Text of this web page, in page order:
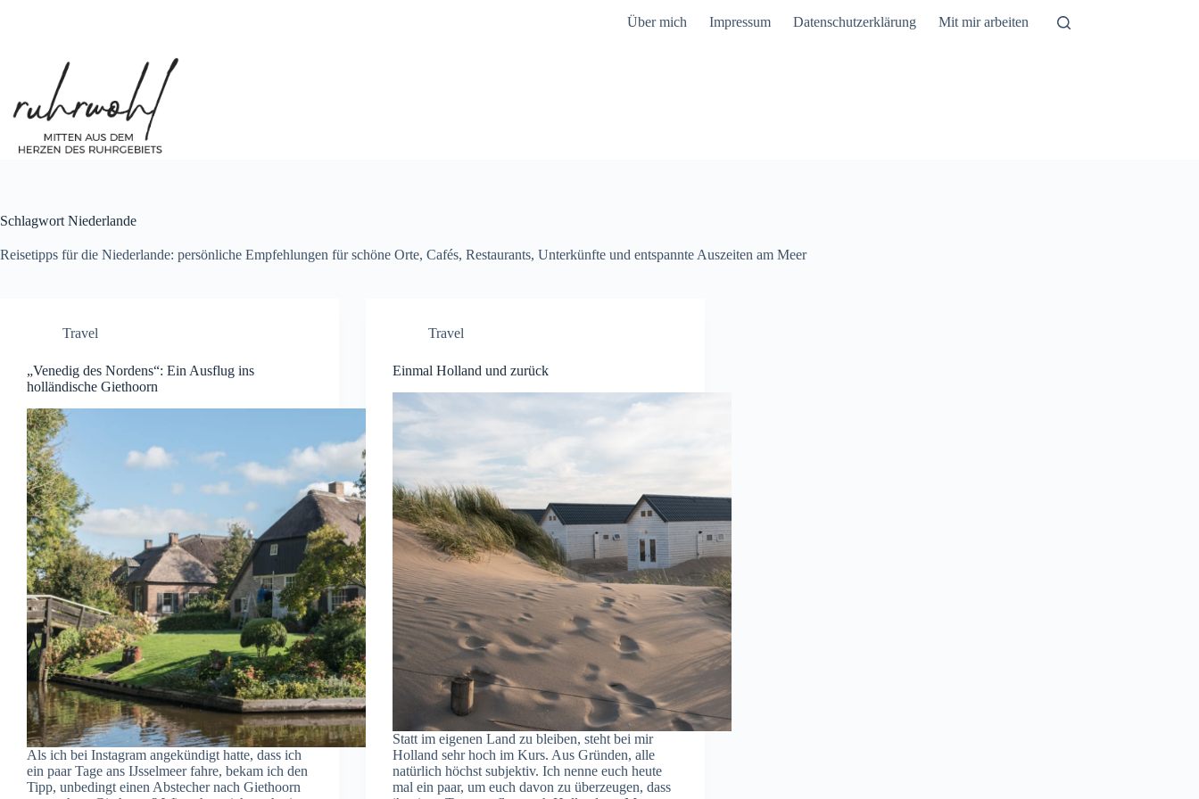
Über mich Impressum Datenschutzerklärung Mit mir arbeiten
Schlagwort Niederlande
Reisetipps für die Niederlande: persönliche Empfehlungen für schöne Orte, Cafés, Restaurants, Unterkünfte und entspannte Auszeiten am Meer
Travel
„Venedig des Nordens“: Ein Ausflug ins
holländische Giethoorn
Als ich bei Instagram angekündigt hatte, dass ich
ein paar Tage ans IJsselmeer fahre, bekam ich den
Tipp, unbedingt einen Abstecher nach Giethoorn
Travel
Einmal Holland und zurück
Statt im eigenen Land zu bleiben, steht bei mir
Holland sehr hoch im Kurs. Aus Gründen, alle
natürlich höchst subjektiv. Ich nenne euch heute
mal ein paar, um euch davon zu überzeugen, dass